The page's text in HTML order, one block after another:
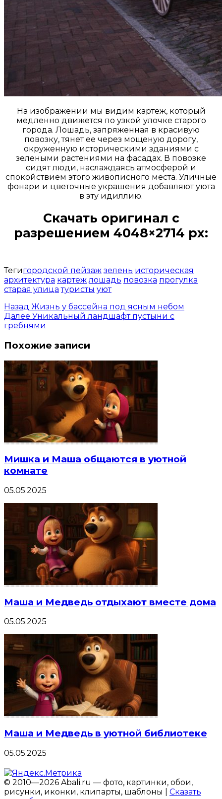
На изображении мы видим картеж, который
медленно движется по узкой улочке старого
города. Лошадь, запряженная в красивую
повозку, тянет ее через мощеную дорогу,
окруженную историческими зданиями с
зелеными растениями на фасадах. В повозке
сидят люди, наслаждаясь атмосферой и
спокойствием этого живописного места. Уличные
фонари и цветочные украшения добавляют уюта
в эту идиллию.
Скачать оригинал с
разрешением 4048×2714 px:
Тегигородской пейзаж зелень историческая
архитектура картеж лошадь повозка прогулка
старая улица туристы уют
Назад Жизнь у бассейна под ясным небом
Далее Уникальный ландшафт пустыни с
гребнями
Похожие записи
Мишка и Маша общаются в уютной
комнате
05.05.2025
Маша и Медведь отдыхают вместе дома
05.05.2025
Маша и Медведь в уютной библиотеке
05.05.2025
© 2010—2026 Abali.ru — фото, картинки, обои,
рисунки, иконки, клипарты, шаблоны | Сказать